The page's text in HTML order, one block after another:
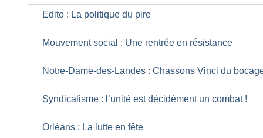
Edito : La politique du pire
Mouvement social : Une rentrée en résistance
Notre-Dame-des-Landes : Chassons Vinci du
Syndicalisme : l’unité est décidément un combat !
Orléans : La lutte en fête